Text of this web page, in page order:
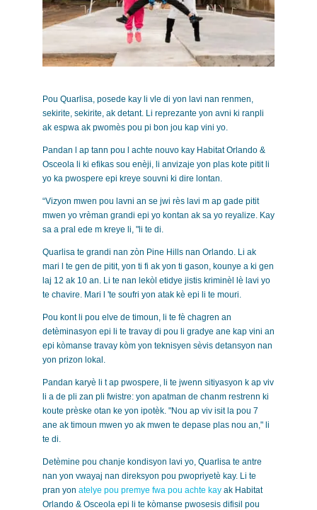
Pou Quarlisa, posede kay li vle di yon lavi nan renmen,
sekirite, sekirite, ak detant. Li reprezante yon avni ki ranpli
ak espwa ak pwomès pou pi bon jou kap vini yo.
Pandan l ap tann pou l achte nouvo kay Habitat Orlando &
Osceola li ki efikas sou enèji, li anvizaje yon plas kote pitit li
yo ka pwospere epi kreye souvni ki dire lontan.
“Vizyon mwen pou lavni an se jwi rès lavi m ap gade pitit
mwen yo vrèman grandi epi yo kontan ak sa yo reyalize. Kay
sa a pral ede m kreye li, "li te di.
Quarlisa te grandi nan zòn Pine Hills nan Orlando. Li ak
mari l te gen de pitit, yon ti fi ak yon ti gason, kounye a ki gen
laj 12 ak 10 an. Li te nan lekòl etidye jistis kriminèl lè lavi yo
te chavire. Mari l 'te soufri yon atak kè epi li te mouri.
Pou kont li pou elve de timoun, li te fè chagren an
detèminasyon epi li te travay di pou li gradye ane kap vini an
epi kòmanse travay kòm yon teknisyen sèvis detansyon nan
yon prizon lokal.
Pandan karyè li t ap pwospere, li te jwenn sitiyasyon k ap viv
li a de pli zan pli fwistre: yon apatman de chanm restrenn ki
koute prèske otan ke yon ipotèk. "Nou ap viv isit la pou 7
ane ak timoun mwen yo ak mwen te depase plas nou an," li
te di.
Detèmine pou chanje kondisyon lavi yo, Quarlisa te antre
nan yon vwayaj nan direksyon pou pwopriyetè kay. Li te
pran yon atelye pou premye fwa pou achte kayak Habitat
Orlando & Osceola epi li te kòmanse pwosesis difisil pou